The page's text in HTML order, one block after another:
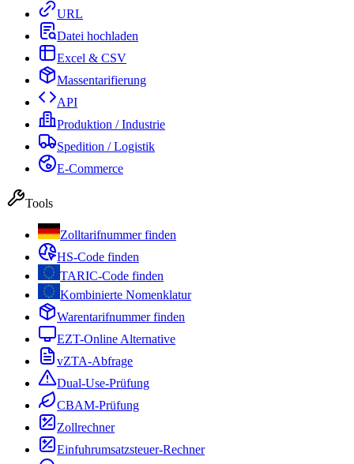
URL
Datei hochladen
Excel & CSV
Massentarifierung
API
Produktion / Industrie
Spedition / Logistik
E-Commerce
Tools
Zolltarifnummer finden
HS-Code finden
TARIC-Code finden
Kombinierte Nomenklatur
Warentarifnummer finden
EZT-Online Alternative
vZTA-Abfrage
Dual-Use-Prüfung
CBAM-Prüfung
Zollrechner
Einfuhrumsatzsteuer-Rechner